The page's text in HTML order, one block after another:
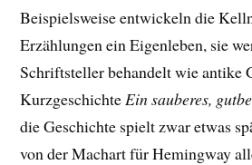
Beispielsweise entwickeln die
Erzählungen ein Eigenleben, sie
Schriftsteller behandelt wie antike
KurzgeschichteEin sauberes,
die Geschichte spielt zwar etwas
von der Machart für Hemingway